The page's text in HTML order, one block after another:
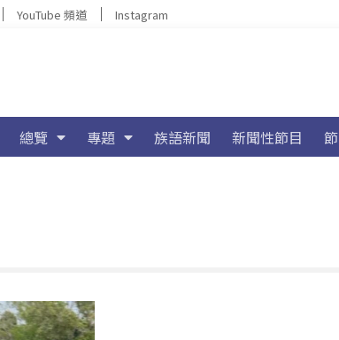
YouTube 頻道 Instagram
總覽 專題 族語新聞 新聞性節目